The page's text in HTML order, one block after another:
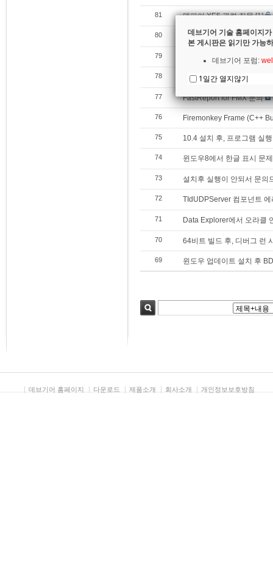
81 델파이 XE5 관련 질문 [1]
80 XE6 실행 시 rtl200.bpl 관
79 컴파일 시 Fatal Error [1]
78 Windows 10 Creator
77 FastReport for FMX 문의
76 Firemonkey Frame (C++
75 10.4 설치 후, 프로그램 실
74 윈도우8에서 한글 표시 문제
73 설치후 실행이 안되서 문의
72 TIdUDPServer 컴포넌트 에
71 Data Explorer에서 오라클
70 64비트 빌드 후, 디버그 런
69 윈도우 업데이트 설치 후
데브기어 홈페이지 다운로드 제품소개 회사소개 개인정보보호방침
데브기어 기술 홈페이지
본 게시판은 읽기만 가능
데브기어 포럼:
1일간 열지않기